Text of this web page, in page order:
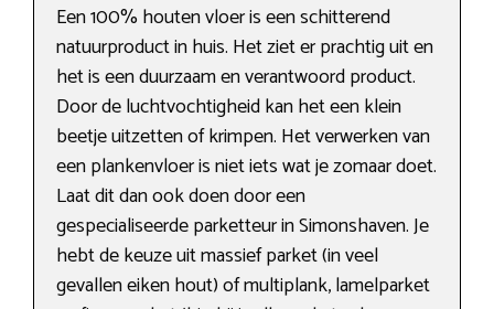
Een 100% houten vloer is een schitterend
natuurproduct in huis. Het ziet er prachtig uit en
het is een duurzaam en verantwoord product.
Door de luchtvochtigheid kan het een klein
beetje uitzetten of krimpen. Het verwerken van
een plankenvloer is niet iets wat je zomaar doet.
Laat dit dan ook doen door een
gespecialiseerde parketteur in Simonshaven. Je
hebt de keuze uit massief parket (in veel
gevallen eiken hout) of multiplank, lamelparket